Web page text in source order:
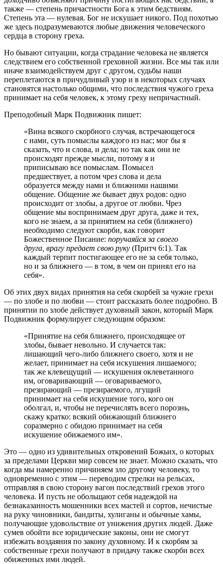
также — степень причастности Бога к этим бедствиям.
Степень эта — нулевая. Бог не искушает никого. Под похотью
же здесь подразумеваются любые движения человеческого
сердца в сторону греха.
Но бывают ситуации, когда страдание человека не является
следствием его собственной греховной жизни. Все мы так или
иначе взаимодействуем друг с другом, судьбы наши
переплетаются в причудливый узор и в некоторых случаях
становятся настолько общими, что последствия чужого греха
принимает на себя человек, к этому греху непричастный.
Преподобный Марк Подвижник пишет:
«Вина всякого скорбного случая, встречающегося
с нами, суть помыслы каждого из нас; мог бы я
сказать, что и слова, и дела; но так как они не
происходят прежде мысли, потому я и
приписываю все помыслам. Помысел
предшествует, а потом чрез слова и дела
образуется между нами и ближними нашими
общение. Общение же бывает двух родов: одно
происходит от злобы, а другое от любви. Чрез
общение мы воспринимаем друг друга, даже и тех,
кого не знаем, а за принятием на себя (ближнего)
необходимо следуют скорби, как говорит
Божественное Писание: поручаяйся за своего
друга, врагу предает свою руку (Притч 6:1). Так
каждый терпит постигающее его не за себя только,
но и за ближнего — в том, в чем он принял его на
себя».
Об этих двух видах принятия на себя скорбей за чужие грехи
— по злобе и по любви — стоит рассказать более подробно. В
принятии по злобе действует духовный закон, который Марк
Подвижник формулирует следующим образом:
«Принятие на себя ближнего, происходящее от
злобы, бывает невольно. И случается так:
лишающий чего-либо ближнего своего, хотя и не
желает, принимает на себя искушения лишаемого;
так же клевещущий — искушения оклеветанного
им, оговаривающий — оговариваемого,
презирающий — презираемого, лгущий
принимает на себя искушение того, кого он
оболгал, и, чтобы не перечислять всего порознь,
скажу кратко: всякий обижающий ближнего
соразмерно с обидою принимает на себя
искушение обижаемого им».
Это — одно из удивительных откровений Божьих, о которых
за пределами Церкви мир совсем не знает. Можно сказать, что
когда мы намеренно причиняем зло другому человеку, то
одновременно с этим — переводим стрелки на рельсах,
отправляя в свою сторону вагон последствий грехов этого
человека. И пусть не обольщают себя надеждой на
безнаказанность мошенники всех мастей и сортов, нечистые
на руку чиновники, бандиты, хулиганы и обычные хамы,
получающие удовольствие от унижения других людей. Даже
сумев обойти все юридические законы, они не смогут
избежать воздаяния по закону духовному. И к скорбям за
собственные грехи получают в придачу также скорби всех
обиженных ими людей.